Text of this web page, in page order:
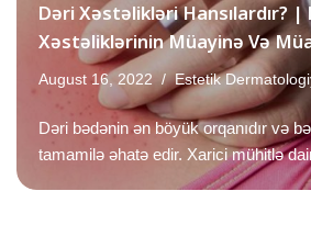
Dəri Xəstəlikləri Hansılardır? |
Xəstəliklərinin Müayinə Və
August 16, 2022 Estetik
Dəri bədənin ən böyük orqanıdır və
tamamilə əhatə edir. Xarici mühitlə